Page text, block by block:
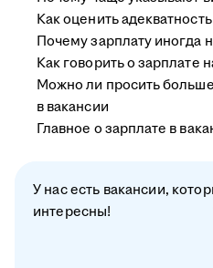
Как оценить
Почему зарплату иногда
Как говорить о зарплате
Можно ли просить
в вакансии
Главное о зарплате в
У нас есть вакансии,
интересны!